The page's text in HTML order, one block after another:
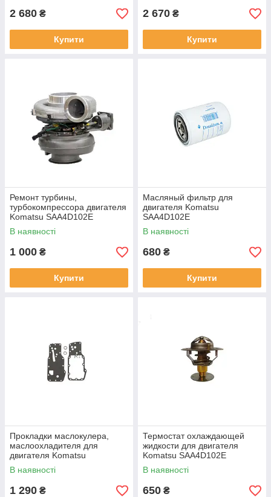
2 680 ₴
Купити
2 670 ₴
Купити
Ремонт турбины,
турбокомпрессора двигателя
Komatsu SAA4D102E
В наявності
1 000 ₴
Купити
Масляный фильтр для
двигателя Komatsu
SAA4D102E
В наявності
680 ₴
Купити
Прокладки маслокулера,
маслоохладителя для
двигателя Komatsu
SAA4D102E
В наявності
1 290 ₴
Термостат охлаждающей
жидкости для двигателя
Komatsu SAA4D102E
В наявності
650 ₴